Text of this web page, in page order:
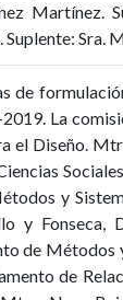
Martínez.
Sra.
de
La
el Diseño.
y
Fonseca,
de
de